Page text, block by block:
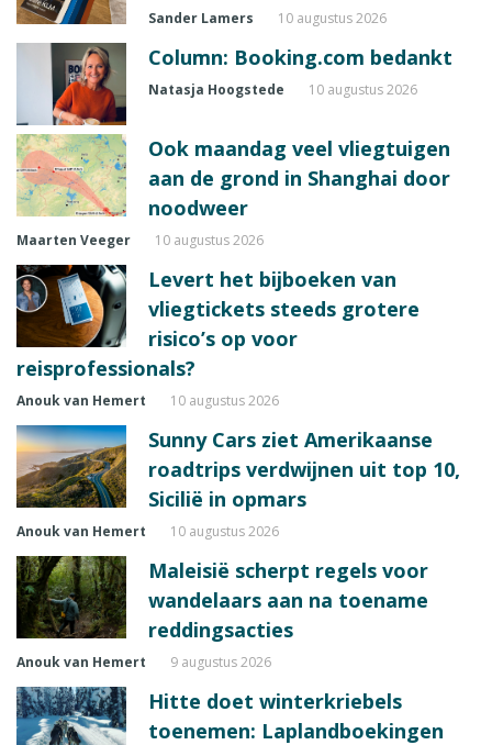
Sander Lamers 10 augustus 2026
Column: Booking.com bedankt
Natasja Hoogstede 10 augustus 2026
Ook maandag veel vliegtuigen
aan de grond in Shanghai door
noodweer
Maarten Veeger 10 augustus 2026
Levert het bijboeken van
vliegtickets steeds grotere
risico’s op voor
reisprofessionals?
Anouk van Hemert 10 augustus 2026
Sunny Cars ziet Amerikaanse
roadtrips verdwijnen uit top 10,
Sicilië in opmars
Anouk van Hemert 10 augustus 2026
Maleisië scherpt regels voor
wandelaars aan na toename
reddingsacties
Anouk van Hemert 9 augustus 2026
Hitte doet winterkriebels
toenemen: Laplandboekingen